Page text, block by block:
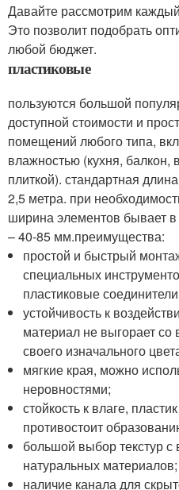
Давайте рассмотрим
Это позволит подобрать
любой бюджет.
пластиковые
пользуются большой
доступной стоимости и
помещений любого типа,
влажностью (кухня, балкон,
плиткой). стандартная
2,5 метра. при
ширина элементов бывает
– 40-85 мм.преимущества:
простой и быстрый
специальных
пластиковые
устойчивость к
материал не выгорает
своего изначального
мягкие края, можно
неровностями;
стойкость к влаге,
противостоит
большой выбор текстур
натуральных материалов;
наличие канала для